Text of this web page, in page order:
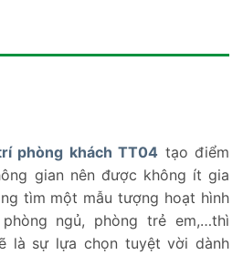
phòng khách TT04 tạo điểm
gian nên được không ít gia
tìm một mẫu tượng hoạt hình
ngủ, phòng trẻ em,…thì
là sự lựa chọn tuyệt vời dành